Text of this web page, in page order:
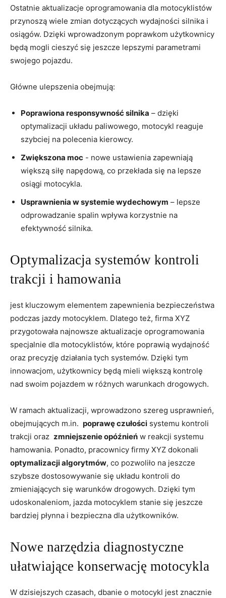
Ostatnie ‌aktualizacje oprogramowania dla‌ motocyklistów
przynoszą wiele zmian dotyczących ‌wydajności silnika i⁤
osiągów.⁢ Dzięki wprowadzonym poprawkom użytkownicy
​będą‌ mogli​ cieszyć ‌się jeszcze lepszymi parametrami ​
swojego⁤ pojazdu.
Główne ulepszenia obejmują:
Poprawiona⁤ responsywność ​silnika – dzięki
optymalizacji układu paliwowego, motocykl ‍reaguje
szybciej na polecenia kierowcy.
Zwiększona moc -⁣ nowe ustawienia zapewniają
większą ⁢siłę napędową, co przekłada ‌się ​na lepsze
osiągi motocykla.
Usprawnienia w systemie wydechowym – lepsze
‍odprowadzanie‌ spalin wpływa korzystnie na
efektywność silnika.
Optymalizacja systemów kontroli
‌trakcji i hamowania
jest ‍kluczowym ​elementem zapewnienia bezpieczeństwa
podczas⁣ jazdy motocyklem. Dlatego też, ⁣firma XYZ
przygotowała najnowsze aktualizacje oprogramowania‌
specjalnie ​dla motocyklistów, które poprawią wydajność
oraz precyzję działania tych systemów. Dzięki tym
innowacjom,​ użytkownicy ⁤będą mieli większą kontrolę
nad​ swoim ‍pojazdem w różnych warunkach drogowych.
W ramach aktualizacji, ⁣wprowadzono szereg usprawnień,
obejmujących m.in. ‌ poprawę czułości systemu kontroli
trakcji ⁤oraz ⁣ zmniejszenie opóźnień ⁣w‍ reakcji systemu
hamowania. Ponadto, pracownicy‍ firmy XYZ dokonali⁢
optymalizacji algorytmów, ⁤co pozwoliło na​ jeszcze
szybsze dostosowywanie ​się ⁣układu kontroli do
zmieniających się ⁣warunków drogowych. Dzięki tym
udoskonaleniom,‌ jazda motocyklem stanie się‌ jeszcze
bardziej płynna i bezpieczna dla​ użytkowników.
Nowe‌ narzędzia diagnostyczne
ułatwiające konserwację motocykla
W dzisiejszych czasach, ‌dbanie o motocykl jest znacznie